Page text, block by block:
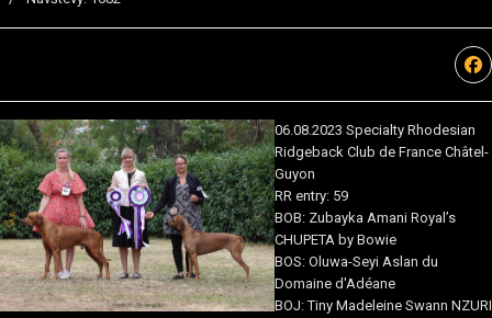
06.08.2023 Specialty Rhodesian
Ridgeback Club de France Châtel-
Guyon
RR entry: 59
BOB: Zubayka Amani Royal’s
CHUPETA by Bowie
BOS: Oluwa-Seyi Aslan du
Domaine d'Adéane
BOJ:Tiny Madeleine Swann NZURI